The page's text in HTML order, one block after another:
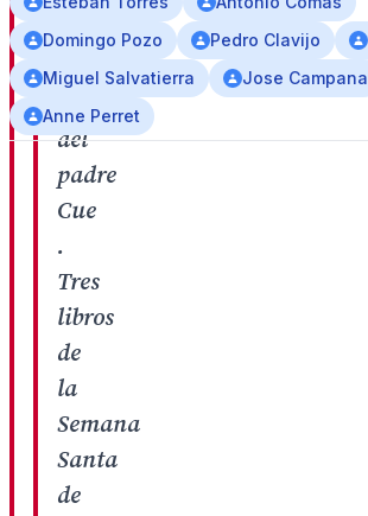
Mi
Cristo
Roto
del
padre
Cue
.
Tres
libros
de
la
Semana
Santa
de
Domingo Pozo
Pedro Clavijo
Miguel Salvatierra
Jose Campana
Anne Perret